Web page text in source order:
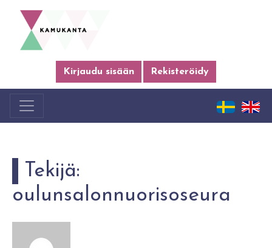
Kirjaudu sisään Rekisteröidy
Tekijä:
oulunsalonnuorisoseura